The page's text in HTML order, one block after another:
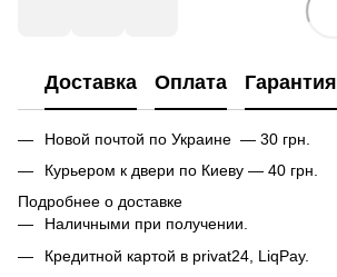
Доставка Оплата Гарантия
Новой почтой по Украине — 30 грн.
Курьером к двери по Киеву — 40 грн.
Подробнее о доставке
Наличными при получении.
Кредитной картой в privat24, LiqPay.